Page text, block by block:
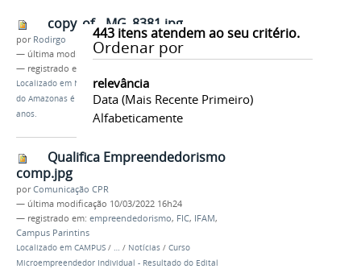
443itens atendem ao seu critério.
Ordenar por
relevância
Data (mais Recente Primeiro)
Alfabeticamente
copy_of__MG_8381.jpg
por Rodirgo
— última modificação11/06/2019 12h29
— registrado em:
Localizado em Notícias /Reitor do Instituto Federal
do Amazonas é reconduzido ao cargo por mais 4
anos.
Qualifica Empreendedorismo
comp.jpg
porComunicação CPR
— última modificação 10/03/2022 16h24
— registrado em: empreendedorismo, FIC, IFAM,
Campus Parintins
Localizado em CAMPUS / / Notícias / Curso
Microempreendedor Individual - Resultado do Edital